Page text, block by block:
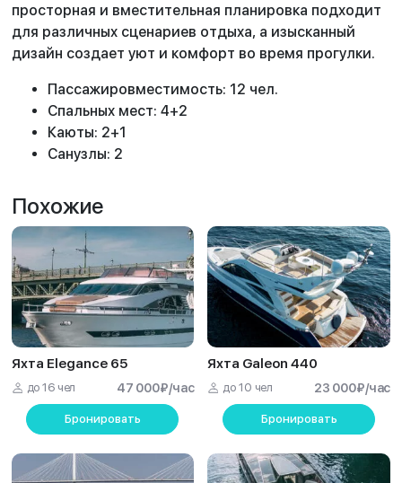
просторная и вместительная планировка подходит
для различных сценариев отдыха, а изысканный
дизайн создает уют и комфорт во время прогулки.
Пассажировместимость: 12 чел.
Спальных мест: 4+2
Каюты: 2+1
Санузлы: 2
Похожие
Яхта Elegance 65
до 16 чел 47 000₽/час
Бронировать
Яхта Galeon 440
до 10 чел 23 000₽/час
Бронировать